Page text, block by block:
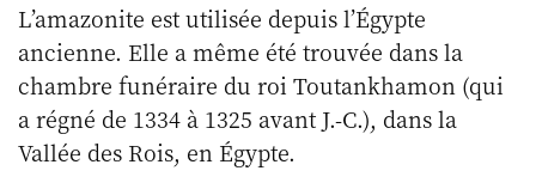
L’amazonite est utilisée depuis l’Égypte
ancienne. Elle a même été trouvée dans la
chambre funéraire du roi Toutankhamon (qui
a régné de 1334 à 1325 avant J.-C.), dans la
Vallée des Rois, en Égypte.